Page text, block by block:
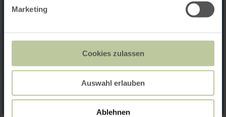
Marketing
Cookies zulassen
Auswahl erlauben
Ablehnen